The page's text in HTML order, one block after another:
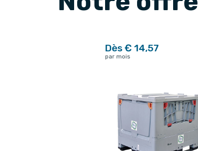
Dès € 14,57
par mois